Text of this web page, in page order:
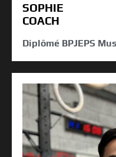
SOPHIE
COACH
Diplômé BPJEPS